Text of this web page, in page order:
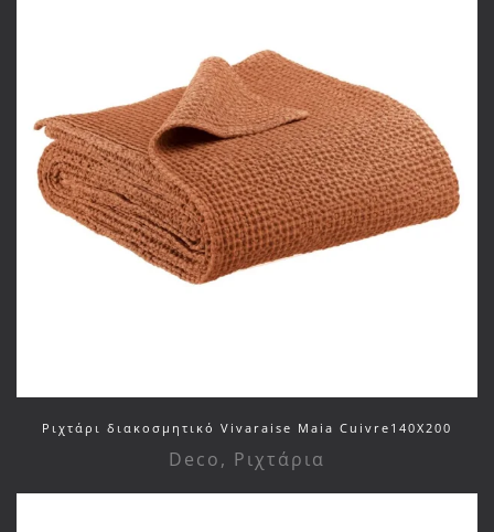
Ριχτάρι διακοσμητικό Vivaraise Maia Cuivre140X200
Deco, Ριχτάρια